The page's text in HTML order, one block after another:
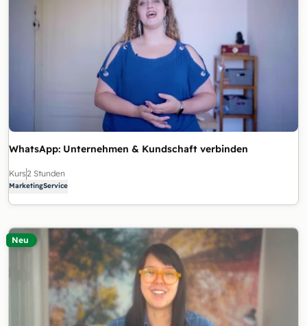
WhatsApp: Unternehmen & Kundschaft verbinden
Kurs2 Stunden
MarketingService
Neu